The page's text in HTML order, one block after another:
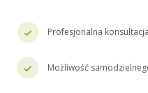
Profesjonalna konsultacja
Możliwość